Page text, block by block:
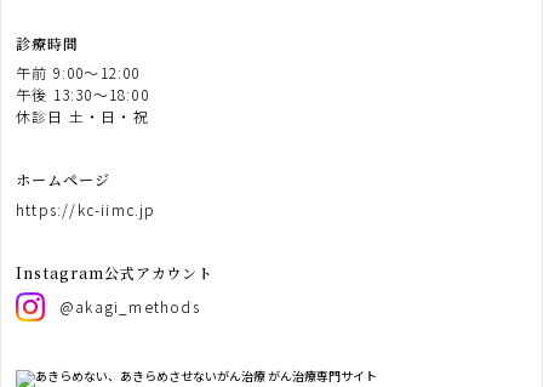
診療時間
午前 9:00〜12:00
午後 13:30〜18:00
休診日 土・日・祝
ホームページ
https://kc-iimc.jp
Instagram公式アカウント
@akagi_methods